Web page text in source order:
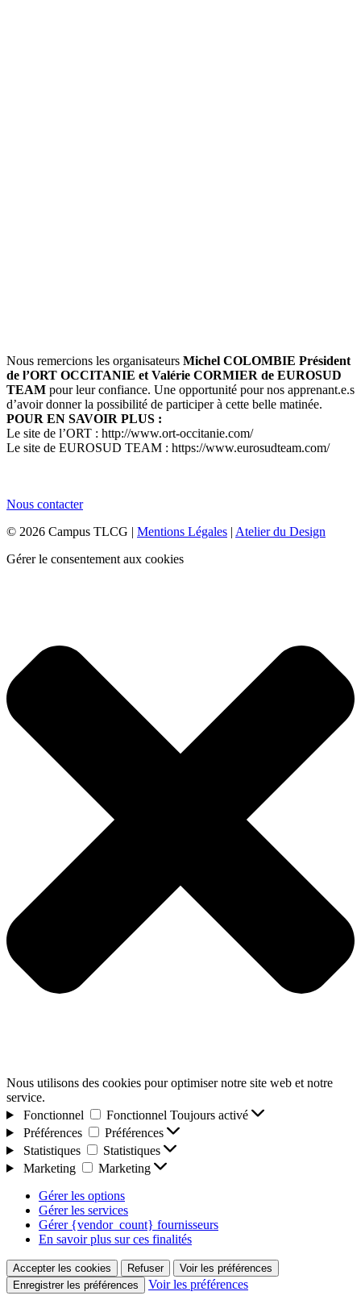
Nous remercions les organisateurs Michel COLOMBIE Président
de l’ORT OCCITANIE et Valérie CORMIER de EUROSUD
TEAM pour leur confiance. Une opportunité pour nos apprenant.e.s
d’avoir donner la possibilité de participer à cette belle matinée.
POUR EN SAVOIR PLUS :
Le site de l’ORT : http://www.ort-occitanie.com/
Le site de EUROSUD TEAM : https://www.eurosudteam.com/
Nous contacter
© 2026 Campus TLCG | Mentions Légales | Atelier du Design
Gérer le consentement aux cookies
Nous utilisons des cookies pour optimiser notre site web et notre
service.
Fonctionnel
Fonctionnel Toujours activé
Préférences
Préférences
Statistiques
Statistiques
Marketing
Marketing
Gérer les options
Gérer les services
Gérer {vendor_count} fournisseurs
En savoir plus sur ces finalités
Accepter les cookies Refuser
Voir les préférences
Enregistrer les préférences
Voir les préférences